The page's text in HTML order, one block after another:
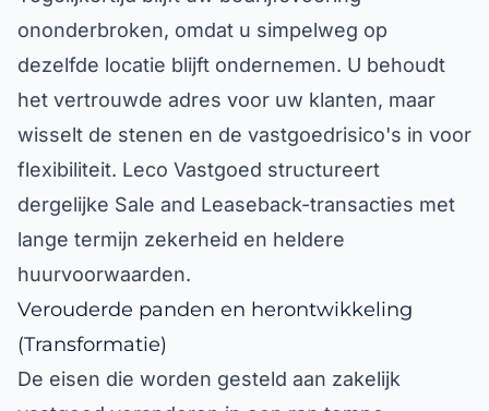
ononderbroken, omdat u simpelweg op
dezelfde locatie blijft ondernemen. U behoudt
het vertrouwde adres voor uw klanten, maar
wisselt de stenen en de vastgoedrisico's in voor
flexibiliteit. Leco Vastgoed structureert
dergelijke Sale and Leaseback-transacties met
lange termijn zekerheid en heldere
huurvoorwaarden.
(Transformatie)
De eisen die worden gesteld aan zakelijk
vastgoed veranderen in een rap tempo.